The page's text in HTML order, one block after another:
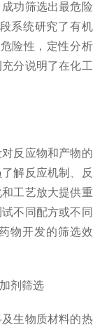
功筛选出最危险
系统研究了有机
险性，定性分析
分说明了在化工
反应物和产物的
解反应机制、反
工艺放大提供重
不同配方或不同
物开发的筛选效
剂筛选
生物质材料的热